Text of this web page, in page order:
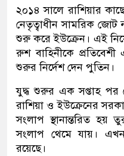
২০১৪ সালে রাশিয়ার
নেতৃত্বাধীন সামরিক
শুরু করে ইউক্রেন। এই নিয়ে
রুশ বাহিনীকে
শুরুর নির্দেশ দেন পুতিন।
যুদ্ধ শুরুর এক সপ্তাহ পর
রাশিয়া ও ইউক্রেনের
সংলাপ স্থানান্তরিত হয়
সংলাপ থেমে যায়। এখন
রয়েছে।